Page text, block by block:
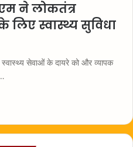
ने लोकतंत्र
लिए स्वास्थ्य सुविधा
सेवाओं के दायरे को और व्यापक